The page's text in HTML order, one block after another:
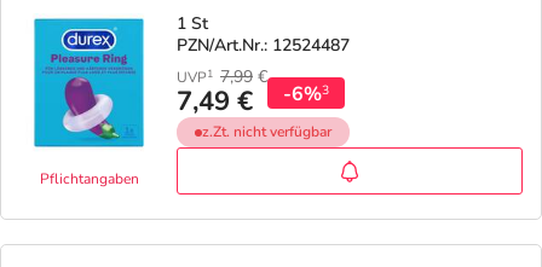
Pflichtangaben
1 St
PZN/Art.Nr.: 12524487
UVP1 7,99 €
7,49 € -6%3
z.Zt. nicht verfügbar